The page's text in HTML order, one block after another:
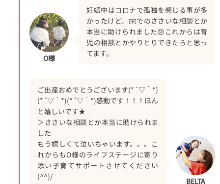
O様
妊娠中はコロナで孤独を感じる事が多
かったけど、✉️でのささいな相談とか
本当に助けられました😣これからは育
児の相談とかやりとりできたらと思っ
てます。
BELTA
ご出産おめでとうございます(*´▽｀*)
(*´▽｀*)(*´▽｀*)感動です！！！ほん
と嬉しいです★
＞ささいな相談とか本当に助けられま
した
もう嬉しくて泣いちゃいます。。。こ
れからもO様のライフステージに寄り
添い子育てサポートさせてください
(^^)/